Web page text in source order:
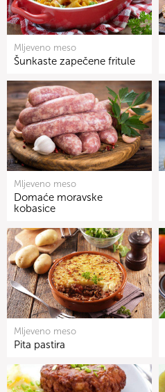
Mljeveno meso
Šunkaste zapečene fritule
Mljeveno meso
Domaće moravske
kobasice
Mljeveno meso
Pita pastira